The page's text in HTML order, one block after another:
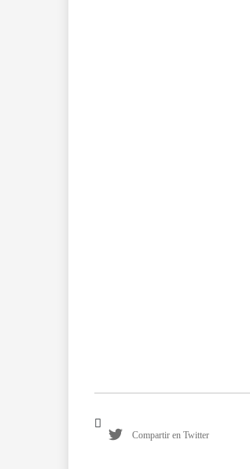
Compartir en Twitter